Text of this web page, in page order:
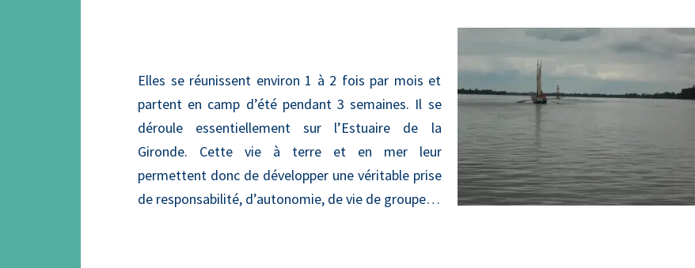
Elles se réunissent environ 1 à 2 fois par mois et
partent en camp d’été pendant 3 semaines. Il se
déroule essentiellement sur l’Estuaire de la
Gironde. Cette vie à terre et en mer leur
permettent donc de développer une véritable prise
de responsabilité, d’autonomie, de vie de groupe…